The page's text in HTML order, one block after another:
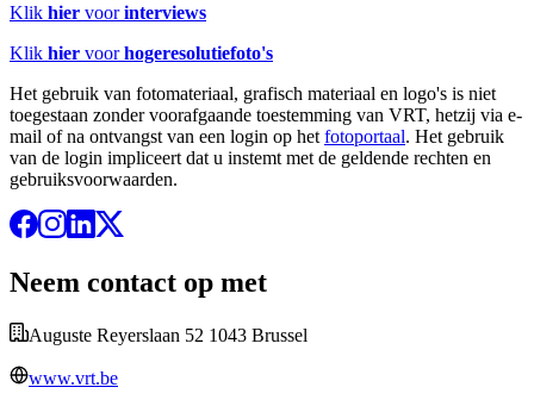
Klik hier voorinterviews
Klik hier voorhogeresolutiefoto's
Het gebruik van fotomateriaal, grafisch materiaal en logo's is niet
toegestaan zonder voorafgaande toestemming van VRT, hetzij via e-
mail of na ontvangst van een login op het fotoportaal. Het gebruik
van de login impliceert dat u instemt met de geldende rechten en
gebruiksvoorwaarden.
Neem contact op met
Auguste Reyerslaan 52 1043 Brussel
www.vrt.be